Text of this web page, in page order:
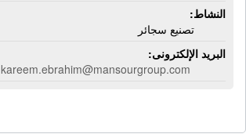
النشاط:
تصنيع سجائر
البريد الإلكترونى:
kareem.ebrahim@mansourgroup.com